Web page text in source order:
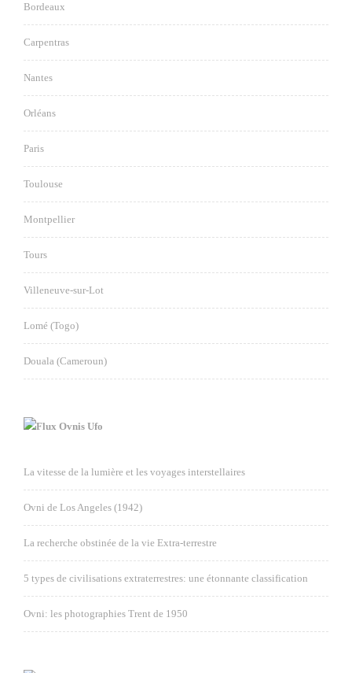
Bordeaux
Carpentras
Nantes
Orléans
Paris
Toulouse
Montpellier
Tours
Villeneuve-sur-Lot
Lomé (Togo)
Douala (Cameroun)
Ovnis Ufo
La vitesse de la lumière et les voyages interstellaires
Ovni de Los Angeles (1942)
La recherche obstinée de la vie Extra-terrestre
5 types de civilisations extraterrestres: une étonnante classification
Ovni: les photographies Trent de 1950